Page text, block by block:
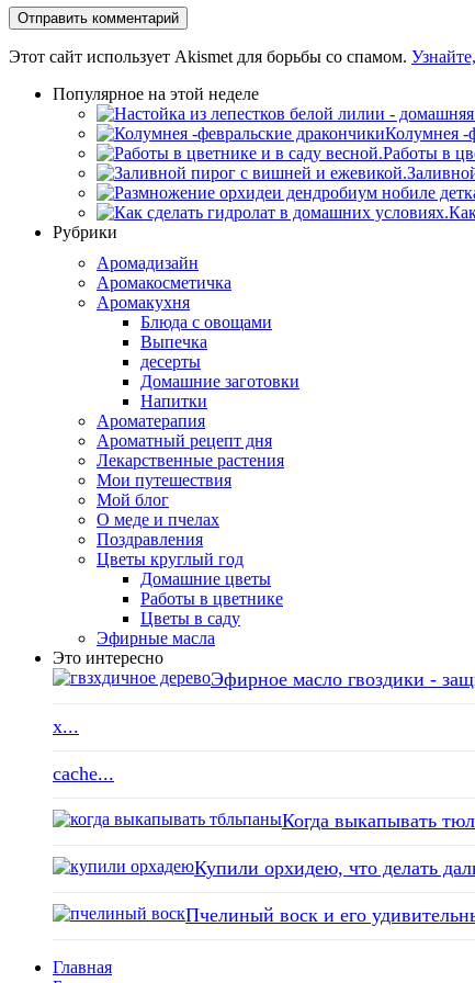
Этот сайт использует Akismet для борьбы со спамом.
Популярное на этой неделе
Колумнея -
Работы в
Рубрики
Аромадизайн
Аромакосметичка
Аромакухня
Блюда с овощами
Выпечка
десерты
Домашние заготовки
Напитки
Ароматерапия
Ароматный рецепт дня
Лекарственные растения
Мои путешествия
Мой блог
О меде и пчелах
Поздравления
Цветы круглый год
Домашние цветы
Работы в цветнике
Цветы в саду
Эфирные масла
Это интересно
Эфирное масло гвоздики -
x...
cache...
Когда выкапывать
Купили орхидею, что делать
Пчелиный воск и его
Главная